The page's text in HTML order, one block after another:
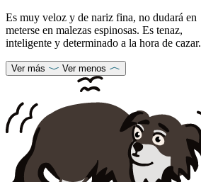
Es muy veloz y de nariz fina, no dudará en
meterse en malezas espinosas. Es tenaz,
inteligente y determinado a la hora de cazar.
Ver más Ver menos